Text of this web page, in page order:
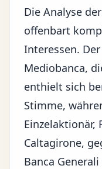
Die Analyse
offenbart
Interessen.
Mediobanca,
enthielt sich
Stimme,
Einzelaktionär,
Caltagirone,
Banca